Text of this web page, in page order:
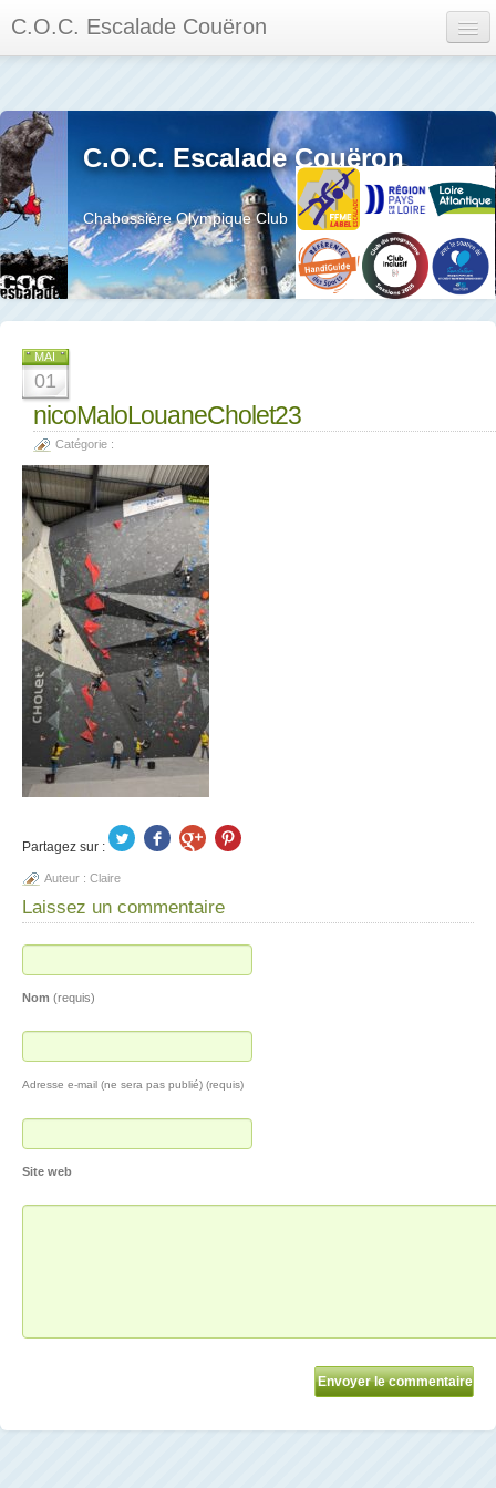
C.O.C. Escalade Couëron
Calendrier des événements et des compétitions
Les membres
Les séances
Privée
La salle et le mur
C.O.C. Escalade Couëron
Chabossière Olympique Club
MAI
01
nicoMaloLouaneCholet23
Catégorie :
Partagez sur :
Auteur : Claire
Laissez un commentaire
Nom (requis)
Adresse e-mail (ne sera pas publié) (requis)
Site web